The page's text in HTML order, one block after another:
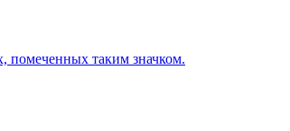
помеченных таким значком.